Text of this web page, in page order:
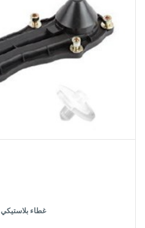
غطاء بلاستيكي للآلية (3 أسلاك)